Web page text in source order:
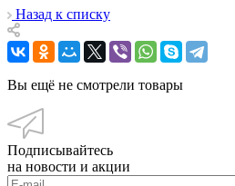
Назад к списку
Вы ещё не смотрели товары
Подписывайтесь
на новости и акции